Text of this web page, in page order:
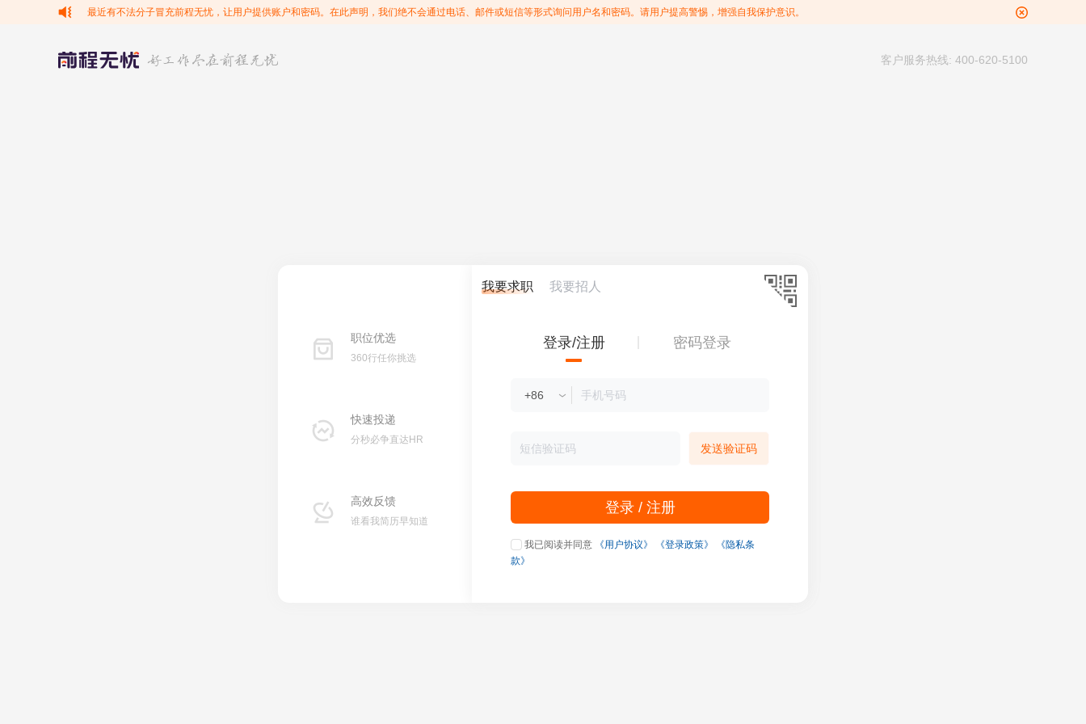
最近有不法分子冒充前程无忧，让用户提供账户和密码。在此声明，我们绝不会通过电话、邮件或短信等形式询问用户名和密码。请用户提高警惕，增强自我保护意识。
客户服务热线: 400-620-5100
职位优选
360行任你挑选
快速投递
分秒必争直达HR
高效反馈
谁看我简历早知道
我要求职 我要招人
登录/注册 密码登录
发送验证码
登录 / 注册
我已阅读并同意 《用户协议》 《登录政策》
《隐私条
款》